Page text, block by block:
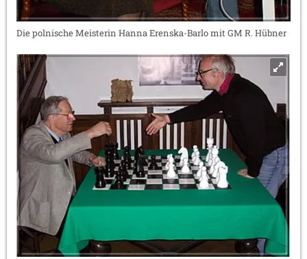
Die polnische Meisterin Hanna Erenska-Barlo mit GM R. Hübner